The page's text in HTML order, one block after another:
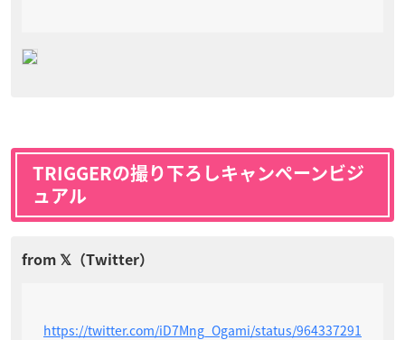
TRIGGERの撮り下ろしキャンペーンビジ
ュアル
https://twitter.com/iD7Mng_Ogami/status/964337291